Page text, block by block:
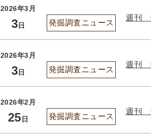
2026年3月
3日 発掘調査ニュース
週刊
2026年3月
3日 発掘調査ニュース
週刊
2026年2月
25 日 発掘調査ニュース
週刊